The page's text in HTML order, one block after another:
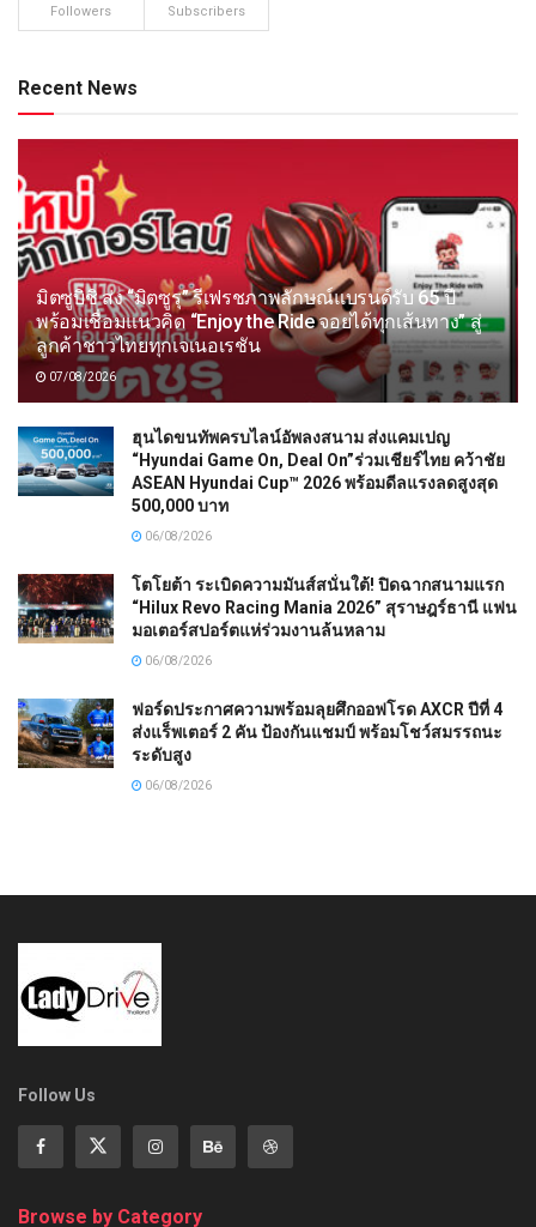
Followers Subscribers
Recent News
มิตซูบิชิ ส่ง “มิตซูรุ” รีเฟรชภาพลักษณ์แบรนด์รับ 65 ปี
พร้อมเชื่อมแนวคิด “Enjoy the Ride จอยได้ทุกเส้นทาง” สู่
ลูกค้าชาวไทยทุกเจเนอเรชัน
07/08/2026
ฮุนไดขนทัพครบไลน์อัพลงสนาม ส่งแคมเปญ
“Hyundai Game On, Deal On”ร่วมเชียร์ไทย คว้าชัย
ASEAN Hyundai Cup™ 2026 พร้อมดีลแรงลดสูงสุด
500,000 บาท
06/08/2026
โตโยต้า ระเบิดความมันส์สนั่นใต้! ปิดฉากสนามแรก
“Hilux Revo Racing Mania 2026” สุราษฎร์ธานี แฟน
มอเตอร์สปอร์ตแห่ร่วมงานล้นหลาม
06/08/2026
ฟอร์ดประกาศความพร้อมลุยศึกออฟโรด AXCR ปีที่ 4
ส่งแร็พเตอร์ 2 คัน ป้องกันแชมป์ พร้อมโชว์สมรรถนะ
ระดับสูง
06/08/2026
Follow Us
Browse by Category